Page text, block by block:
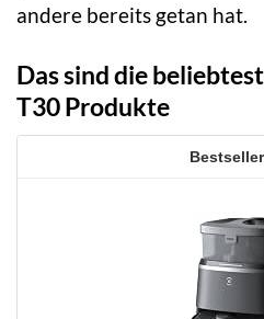
andere bereits getan hat.
Das sind die
T30 Produkte